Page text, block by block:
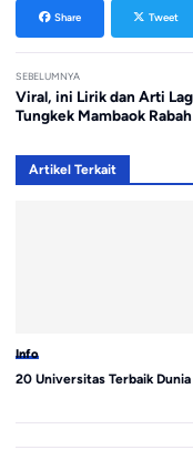
Share Tweet
SEBELUMNYA
Viral, ini Lirik dan Arti
Tungkek Mambaok Rabah
Artikel Terkait
Info
20 Universitas Terbaik